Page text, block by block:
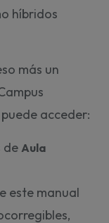
híbridos
más un
acceder:
de Aula
este manual